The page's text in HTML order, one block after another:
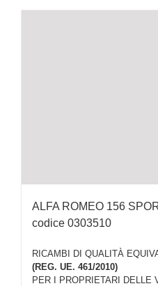
ALFA ROMEO 156
codice 0303510
RICAMBI DI QUALITÀ
(REG. UE. 461/2010)
PER I PROPRIETARI DELLE